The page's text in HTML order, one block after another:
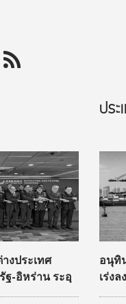
งประเทศ
ฐ-อิหร่าน ระอุ
ปร
อนุทิ
เร่ง
สู่ฮับ